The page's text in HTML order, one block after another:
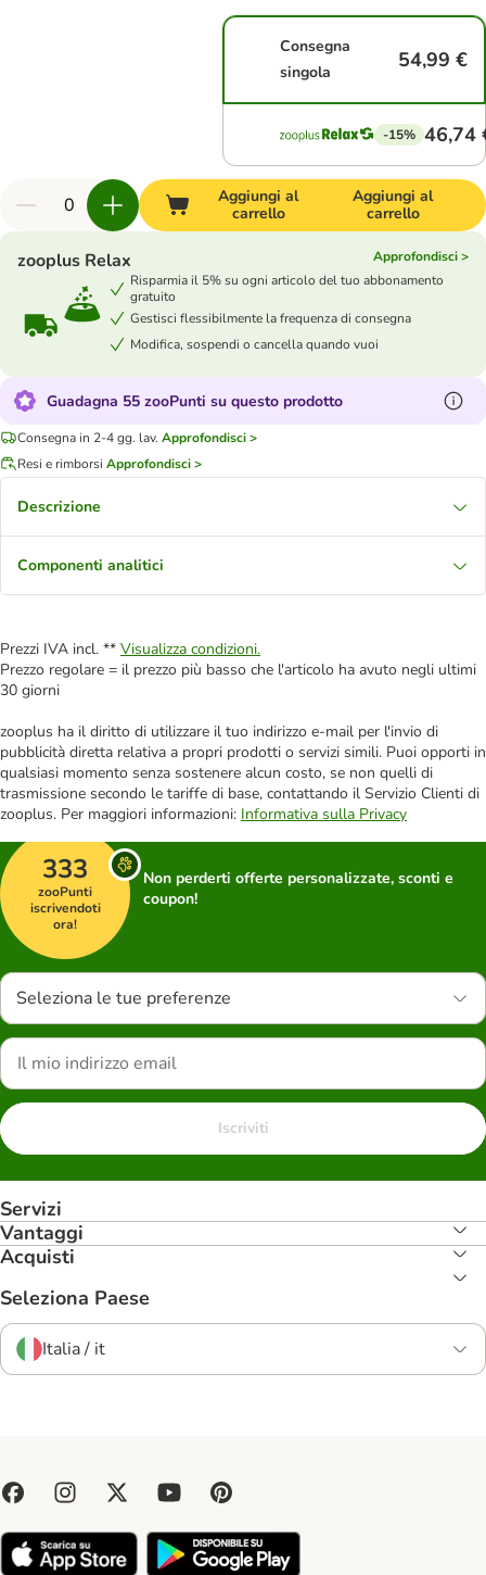
Consegna
singola
54,99 €
-15% 46,74
Aggiungi al
carrello
Aggiungi al
carrello
zooplus Relax
Approfondisci >
Risparmia il 5% su ogni articolo del tuo abbonamento
gratuito
Gestisci flessibilmente la frequenza di consegna
Modifica, sospendi o cancella quando vuoi
Guadagna 55 zooPunti su questo prodotto
Consegna in 2-4 gg. lav. Approfondisci >
Resi e rimborsi Approfondisci >
Descrizione
Componenti analitici
Prezzi IVA incl. ** Visualizza condizioni.
Prezzo regolare = il prezzo più basso che l'articolo ha avuto negli ultimi
30 giorni
zooplus ha il diritto di utilizzare il tuo indirizzo e-mail per l'invio di
pubblicità diretta relativa a propri prodotti o servizi simili. Puoi opporti in
qualsiasi momento senza sostenere alcun costo, se non quelli di
trasmissione secondo le tariffe di base, contattando il Servizio Clienti di
zooplus. Per maggiori informazioni: Informativa sulla Privacy
333
zooPunti
iscrivendoti
ora!
Non perderti offerte personalizzate, sconti e
coupon!
Seleziona le tue preferenze
Iscriviti
Servizi
Vantaggi
Acquisti
Seleziona Paese
Italia / it